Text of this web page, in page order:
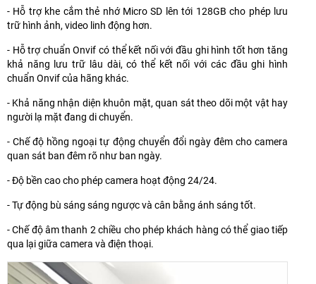
- Hỗ trợ khe cắm thẻ nhớ Micro SD lên tới 128GB cho phép lưu
trữ hình ảnh, video linh động hơn.
- Hỗ trợ chuẩn Onvif có thể kết nối với đầu ghi hình tốt hơn tăng
khả năng lưu trữ lâu dài, có thể kết nối với các đầu ghi hình
chuẩn Onvif của hãng khác.
- Khả năng nhận diện khuôn mặt, quan sát theo dõi một vật hay
người lạ mặt đang di chuyển.
- Chế độ hồng ngoại tự động chuyển đổi ngày đêm cho camera
quan sát ban đêm rõ như ban ngày.
- Độ bền cao cho phép camera hoạt động 24/24.
- Tự động bù sáng sáng ngược và cân bằng ánh sáng tốt.
- Chế độ âm thanh 2 chiều cho phép khách hàng có thể giao tiếp
qua lại giữa camera và điện thoại.